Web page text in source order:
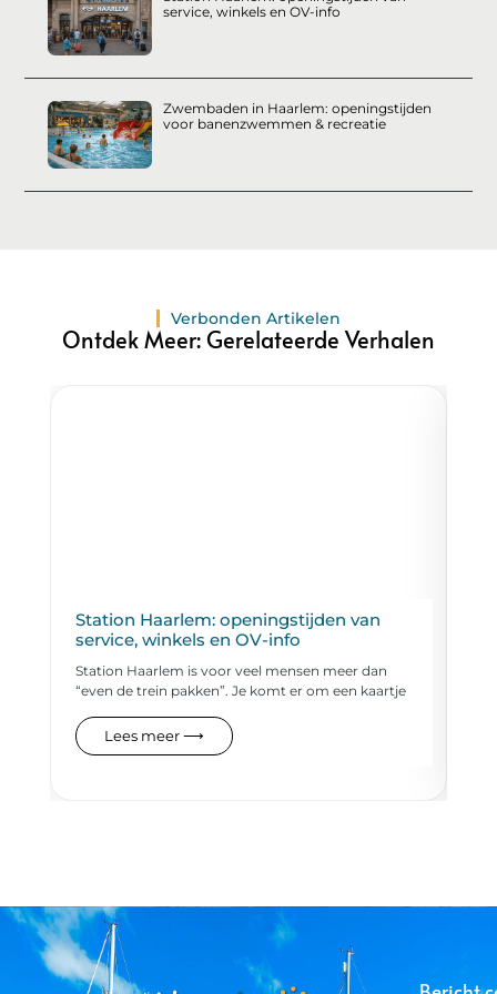
service, winkels en OV-info
Zwembaden in Haarlem: openingstijden
voor banenzwemmen & recreatie
Verbonden Artikelen
Ontdek Meer: Gerelateerde Verhalen
Station Haarlem: openingstijden van
service, winkels en OV-info
Station Haarlem is voor veel mensen meer dan
“even de trein pakken”. Je komt er om een kaartje
Lees meer ⟶